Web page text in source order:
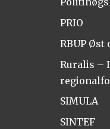
PRIO
RBUP Øst
Ruralis –
SIMULA
SINTEF